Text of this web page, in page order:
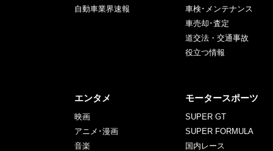
自動車業界速報
車検･メンテナンス
車売却･査定
道交法・交通事故
役立つ情報
エンタメ
映画
アニメ･漫画
音楽
モータースポーツ
SUPER GT
SUPER FORMULA
国内レース